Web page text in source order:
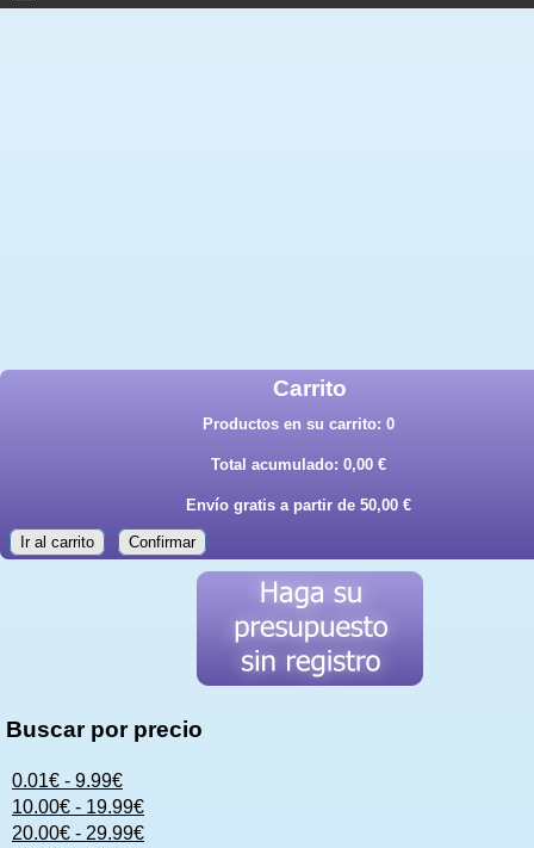
Carrito
Productos en su carrito: 0
Total acumulado: 0,00 €
Envío gratis a partir de 50,00 €
Ir al carrito Confirmar
Buscar por precio
0.01€ - 9.99€
10.00€ - 19.99€
20.00€ - 29.99€